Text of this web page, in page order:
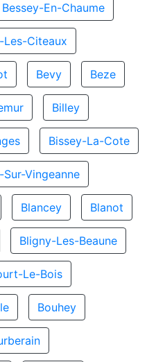
Bessey-En-Chaume
Les-Citeaux
Bevy Beze
Billey
Bissey-La-Cote
Sur-Vingeanne
Blancey Blanot
Bligny-Les-Beaune
Le-Bois
Bouhey